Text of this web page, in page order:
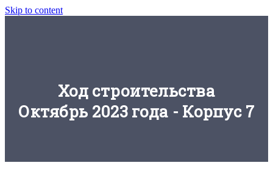
Skip to content
Ход строительства
Октябрь 2023 года - Корпус 7